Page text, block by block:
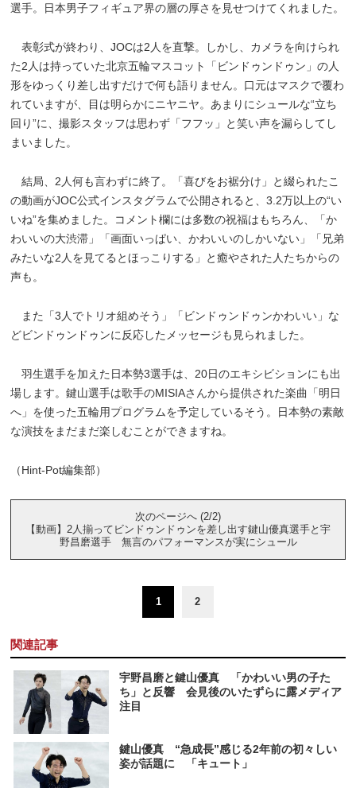
選手。日本男子フィギュア界の層の厚さを見せつけてくれました。
表彰式が終わり、JOCは2人を直撃。しかし、カメラを向けられ
た2人は持っていた北京五輪マスコット「ビンドゥンドゥン」の人
形をゆっくり差し出すだけで何も語りません。口元はマスクで覆わ
れていますが、目は明らかにニヤニヤ。あまりにシュールな“立ち
回り”に、撮影スタッフは思わず「フフッ」と笑い声を漏らしてし
まいました。
結局、2人何も言わずに終了。「喜びをお裾分け」と綴られたこ
の動画がJOC公式インスタグラムで公開されると、3.2万以上の“い
いね”を集めました。コメント欄には多数の祝福はもちろん、「か
わいいの大渋滞」「画面いっぱい、かわいいのしかいない」「兄弟
みたいな2人を見てるとほっこりする」と癒やされた人たちからの
声も。
また「3人でトリオ組めそう」「ビンドゥンドゥンかわいい」な
どビンドゥンドゥンに反応したメッセージも見られました。
羽生選手を加えた日本勢3選手は、20日のエキシビションにも出
場します。鍵山選手は歌手のMISIAさんから提供された楽曲「明日
へ」を使った五輪用プログラムを予定しているそう。日本勢の素敵
な演技をまだまだ楽しむことができますね。
（Hint-Pot編集部）
次のページへ (2/2)
【動画】2人揃ってビンドゥンドゥンを差し出す鍵山優真選手と宇
野昌磨選手 無言のパフォーマンスが実にシュール
1 2
関連記事
宇野昌磨と鍵山優真 「かわいい男の子た
ち」と反響 会見後のいたずらに露メディア
注目
鍵山優真 “急成長”感じる2年前の初々しい
姿が話題に 「キュート」